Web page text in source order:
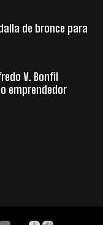
de bronce para
V. Bonfil
emprendedor